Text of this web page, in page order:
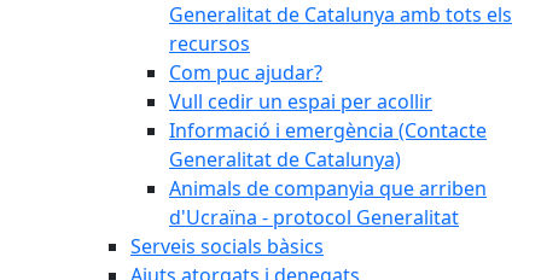
Generalitat de Catalunya amb tots els
recursos
Com puc ajudar?
Vull cedir un espai per acollir
Informació i emergència (Contacte
Generalitat de Catalunya)
Animals de companyia que arriben
d'Ucraïna - protocol Generalitat
Serveis socials bàsics